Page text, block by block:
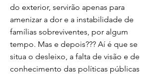
do exterior, servirão apenas para
amenizar a dor e a instabilidade de
famílias sobreviventes, por algum
tempo. Mas e depois??? Aí é que se
situa o desleixo, a falta de visão e de
conhecimento das políticas públicas